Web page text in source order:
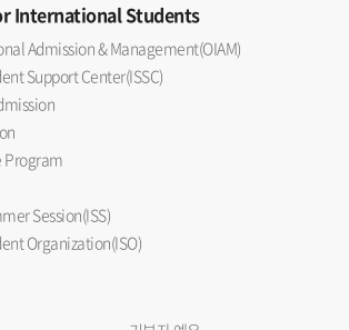
International Students
Admission & Management(OIAM)
Support Center(ISSC)
Program
Session(ISS)
Organization(ISO)